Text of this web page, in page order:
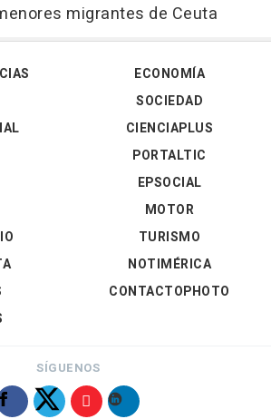
migrantes de Ceuta
ECONOMÍA
SOCIEDAD
CIENCIAPLUS
PORTALTIC
EPSOCIAL
MOTOR
TURISMO
NOTIMÉRICA
CONTACTOPHOTO
SÍGUENOS